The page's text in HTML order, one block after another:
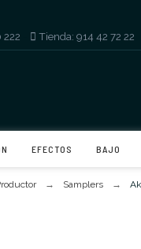
Tienda: 914 42 72 22
EFECTOS BAJO
Samplers